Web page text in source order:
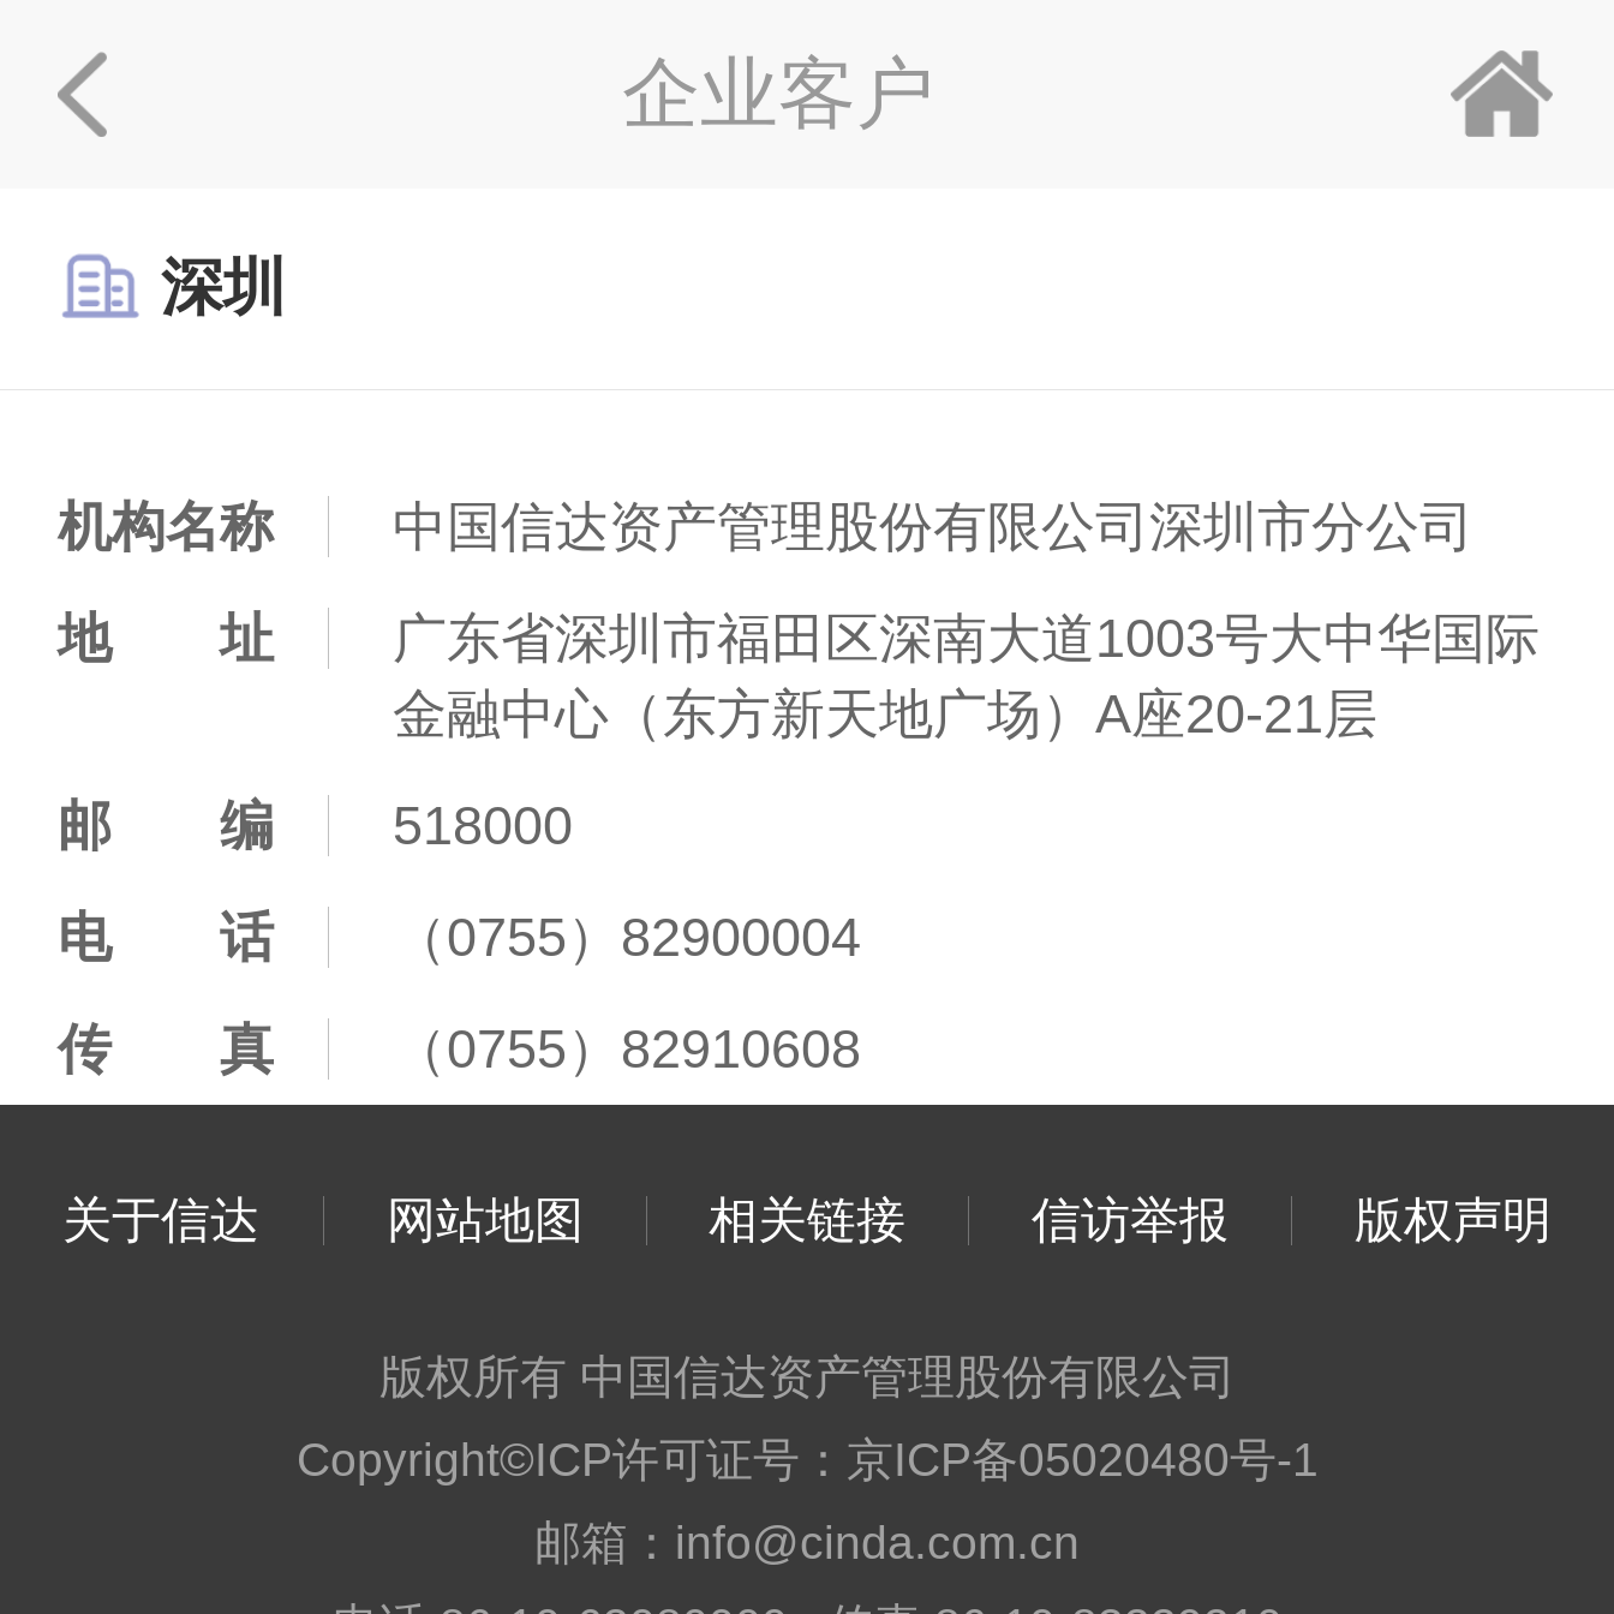
企业客户
深圳
机构名称
中国信达资产管理股份有限公司深圳市分公司
地 址
广东省深圳市福田区深南大道1003号大中华国际
金融中心（东方新天地广场）A座20-21层
邮 编
518000
电 话
（0755）82900004
传 真
（0755）82910608
关于信达 网站地图 相关链接 信访举报 版权声明
版权所有 中国信达资产管理股份有限公司
Copyright©ICP许可证号： 京ICP备05020480号-1
邮箱：info@cinda.com.cn